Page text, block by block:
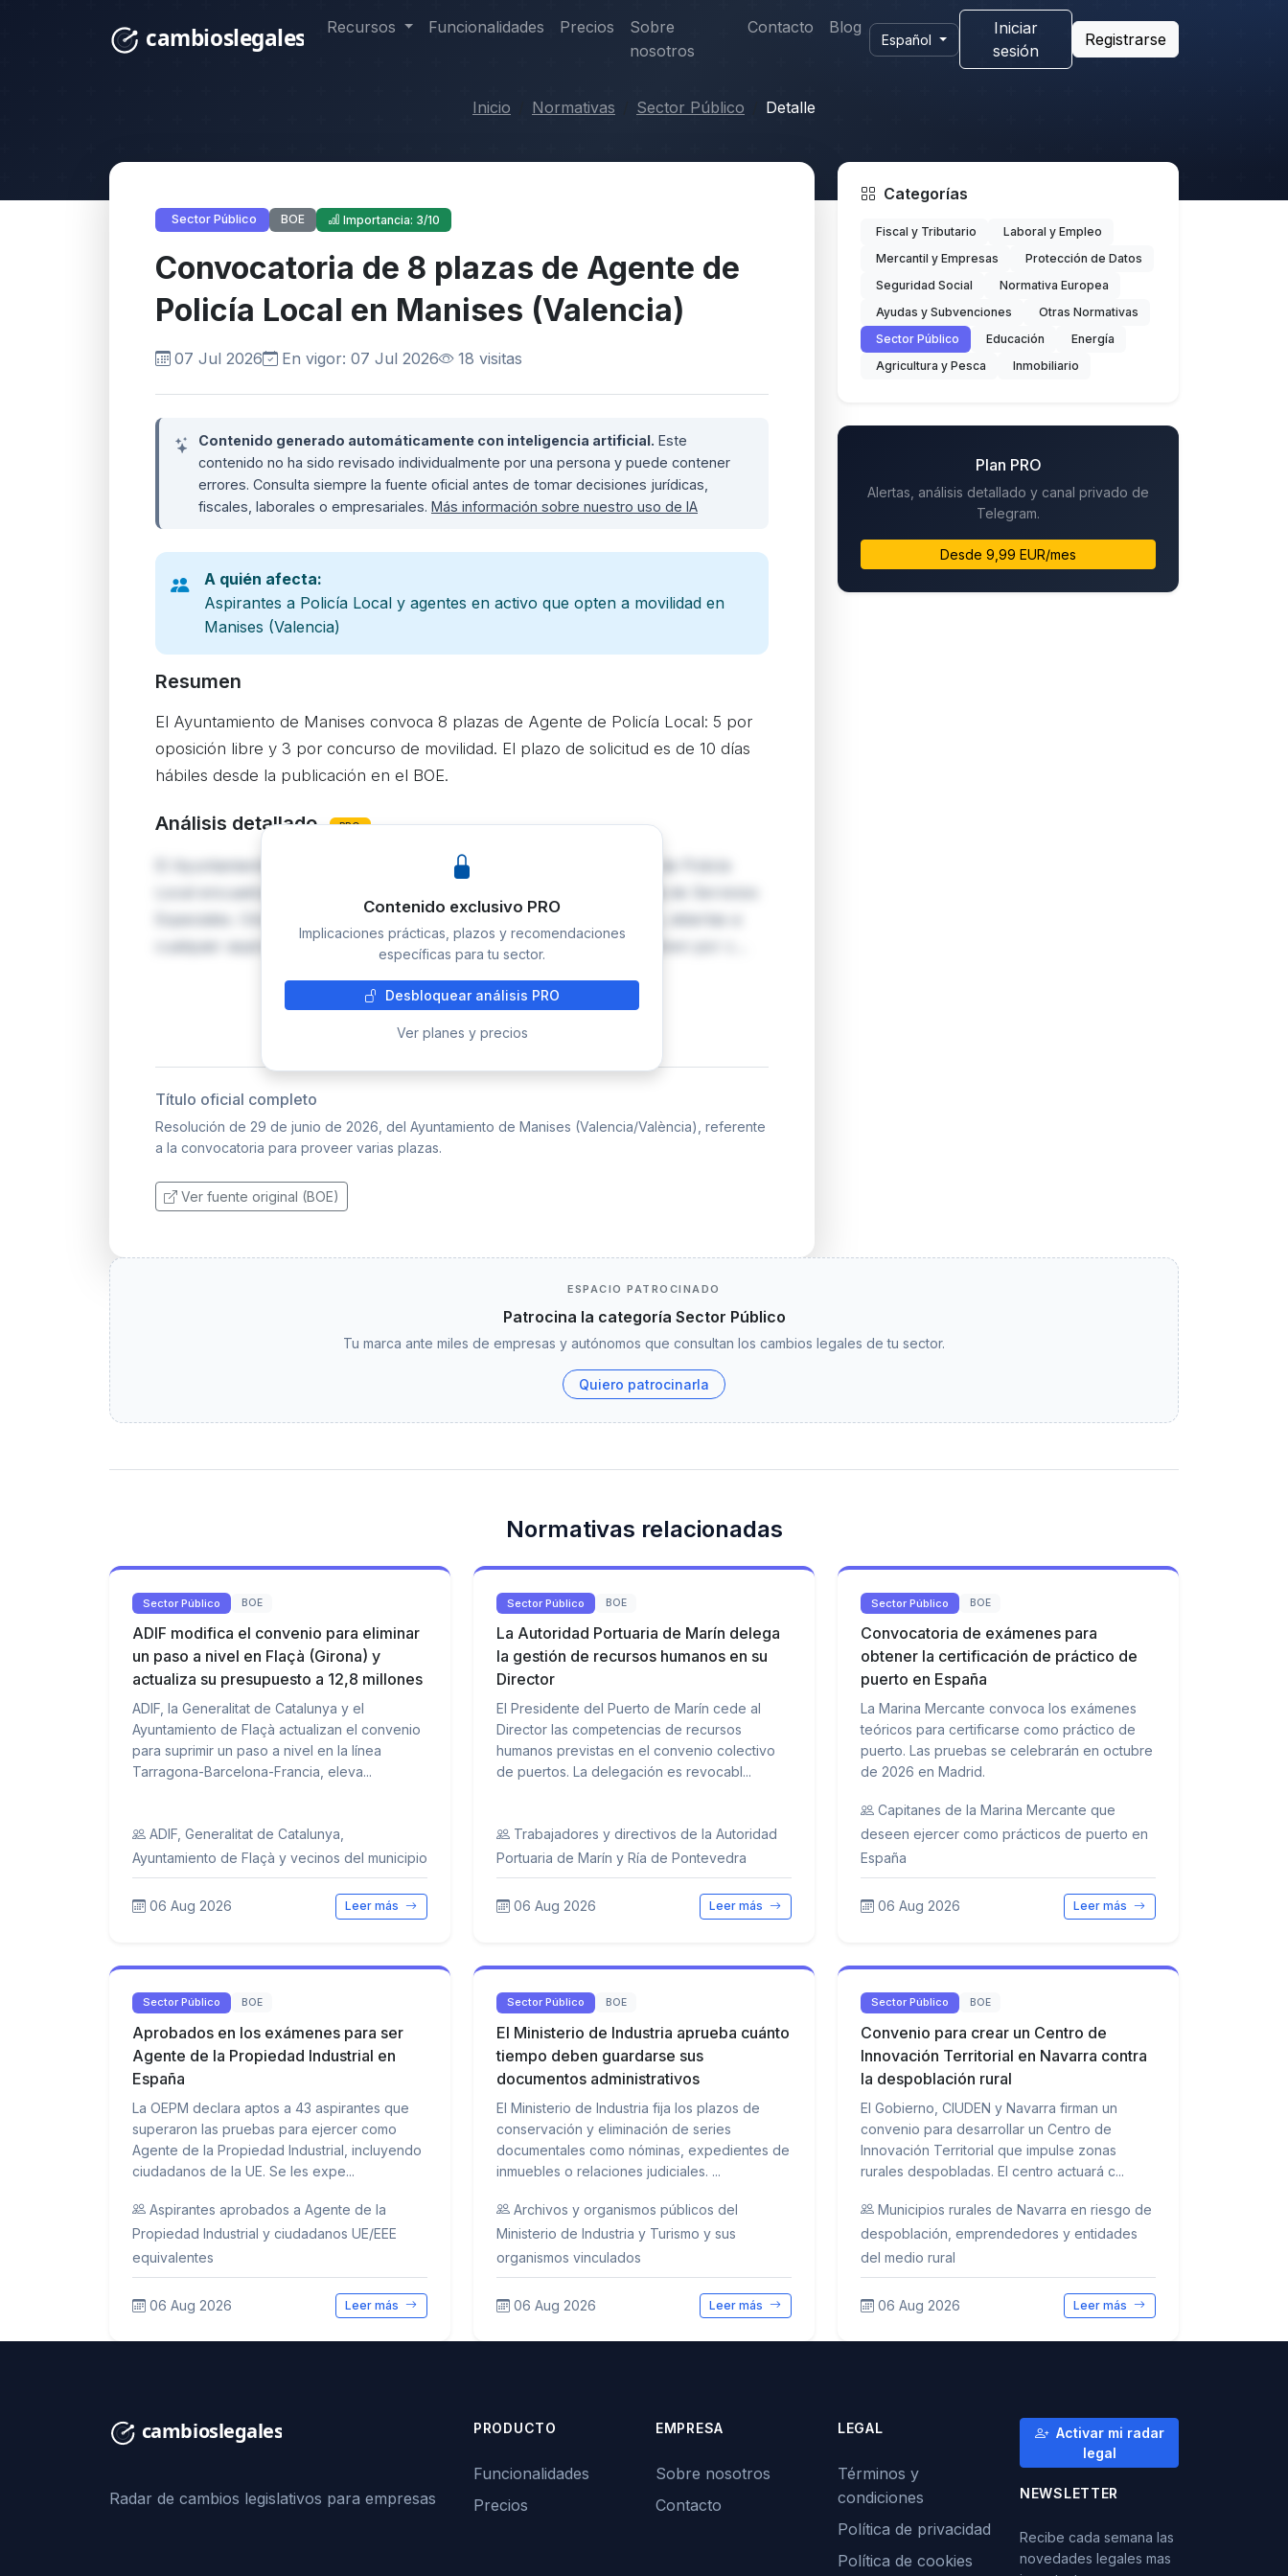
Recursos Funcionalidades Precios
Sobre
nosotros
Contacto Blog
Español
Iniciar
sesión
Registrarse
Inicio Normativas Sector Público Detalle
Sector Público BOE Importancia: 3/10
Convocatoria de 8 plazas de Agente de
Policía Local en Manises (Valencia)
07 Jul 2026 En vigor: 07 Jul 2026 18 visitas
Contenido generado automáticamente con inteligencia artificial. Este
contenido no ha sido revisado individualmente por una persona y puede contener
errores. Consulta siempre la fuente oficial antes de tomar decisiones jurídicas,
fiscales, laborales o empresariales. Más información sobre nuestro uso de IA
A quién afecta:
Aspirantes a Policía Local y agentes en activo que opten a movilidad en
Manises (Valencia)
Resumen
El Ayuntamiento de Manises convoca 8 plazas de Agente de Policía Local: 5 por
oposición libre y 3 por concurso de movilidad. El plazo de solicitud es de 10 días
hábiles desde la publicación en el BOE.
Análisis detallado PRO
El Ayuntamiento de Manises convoca un total de 8 plazas de Agente de Policía
Local encuadradas en la escala de Administración Especial, subescala de Servicios
Especiales. Cinco plazas se cubren mediante oposición en turno libre, abiertas a
cualquier aspirante que cumpla los requisitos. Las otras tres se resuelven por c…
Contenido exclusivo PRO
Implicaciones prácticas, plazos y recomendaciones
específicas para tu sector.
Desbloquear análisis PRO
Ver planes y precios
Título oficial completo
Resolución de 29 de junio de 2026, del Ayuntamiento de Manises (Valencia/València), referente
a la convocatoria para proveer varias plazas.
Ver fuente original (BOE)
Categorías
Fiscal y Tributario
Laboral y Empleo
Mercantil y Empresas
Protección de Datos
Seguridad Social
Normativa Europea
Ayudas y Subvenciones
Otras Normativas
Sector Público
Educación
Energía
Agricultura y Pesca
Inmobiliario
Plan PRO
Alertas, análisis detallado y canal privado de
Telegram.
Desde 9,99 EUR/mes
ESPACIO PATROCINADO
Patrocina la categoría Sector Público
Tu marca ante miles de empresas y autónomos que consultan los cambios legales de tu sector.
Quiero patrocinarla
Normativas relacionadas
Sector Público BOE
ADIF modifica el convenio para eliminar
un paso a nivel en Flaçà (Girona) y
actualiza su presupuesto a 12,8 millones
ADIF, la Generalitat de Catalunya y el
Ayuntamiento de Flaçà actualizan el convenio
para suprimir un paso a nivel en la línea
Tarragona-Barcelona-Francia, eleva...
ADIF, Generalitat de Catalunya,
Ayuntamiento de Flaçà y vecinos del municipio
06 Aug 2026 Leer más
Sector Público BOE
La Autoridad Portuaria de Marín delega
la gestión de recursos humanos en su
Director
El Presidente del Puerto de Marín cede al
Director las competencias de recursos
humanos previstas en el convenio colectivo
de puertos. La delegación es revocabl...
Trabajadores y directivos de la Autoridad
Portuaria de Marín y Ría de Pontevedra
06 Aug 2026 Leer más
Sector Público BOE
Convocatoria de exámenes para
obtener la certificación de práctico de
puerto en España
La Marina Mercante convoca los exámenes
teóricos para certificarse como práctico de
puerto. Las pruebas se celebrarán en octubre
de 2026 en Madrid.
Capitanes de la Marina Mercante que
deseen ejercer como prácticos de puerto en
España
06 Aug 2026 Leer más
Sector Público BOE
Aprobados en los exámenes para ser
Agente de la Propiedad Industrial en
España
La OEPM declara aptos a 43 aspirantes que
superaron las pruebas para ejercer como
Agente de la Propiedad Industrial, incluyendo
ciudadanos de la UE. Se les expe...
Aspirantes aprobados a Agente de la
Propiedad Industrial y ciudadanos UE/EEE
equivalentes
06 Aug 2026 Leer más
Sector Público BOE
El Ministerio de Industria aprueba cuánto
tiempo deben guardarse sus
documentos administrativos
El Ministerio de Industria fija los plazos de
conservación y eliminación de series
documentales como nóminas, expedientes de
inmuebles o relaciones judiciales. ...
Archivos y organismos públicos del
Ministerio de Industria y Turismo y sus
organismos vinculados
06 Aug 2026 Leer más
Sector Público BOE
Convenio para crear un Centro de
Innovación Territorial en Navarra contra
la despoblación rural
El Gobierno, CIUDEN y Navarra firman un
convenio para desarrollar un Centro de
Innovación Territorial que impulse zonas
rurales despobladas. El centro actuará c...
Municipios rurales de Navarra en riesgo de
despoblación, emprendedores y entidades
del medio rural
06 Aug 2026 Leer más
Radar de cambios legislativos para empresas
PRODUCTO
Funcionalidades
Precios
EMPRESA
Sobre nosotros
Contacto
LEGAL
Términos y
condiciones
Política de privacidad
Política de cookies
Activar mi radar
legal
NEWSLETTER
Recibe cada semana las
novedades legales mas